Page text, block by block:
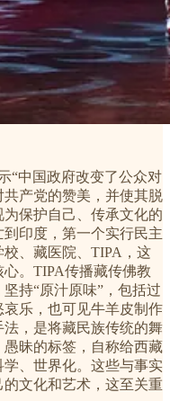
“中国政府改变了公众对
产党的赞美，并使其脱
保护自己、传承文化的
印度，第一个实行民主
、藏医院、TIPA，这
。TIPA传播藏传佛教
持“原汁原味”，包括过
乐，也可见牛羊皮制作
，是将藏民族传统的舞
昧的标签，自称给西藏
、世界化。这些与事实
文化和艺术，这至关重